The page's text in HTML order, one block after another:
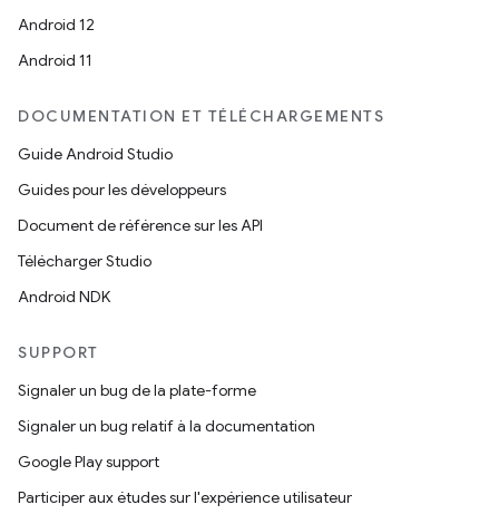
Android 12
Android 11
DOCUMENTATION ET TÉLÉCHARGEMENTS
Guide Android Studio
Guides pour les développeurs
Document de référence sur les API
Télécharger Studio
Android NDK
SUPPORT
Signaler un bug de la plate-forme
Signaler un bug relatif à la documentation
Google Play support
Participer aux études sur l'expérience utilisateur